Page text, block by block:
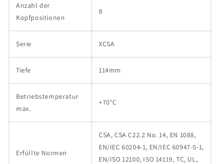
Anzahl der
Kopfpositionen
8
Serie XCSA
Tiefe 114mm
Betriebstemperatur
max.
+70°C
Erfüllte Normen
CSA, CSA C22.2 No. 14, EN 1088,
EN/IEC 60204-1, EN/IEC 60947-5-1,
EN/ISO 12100, ISO 14119, TC, UL,